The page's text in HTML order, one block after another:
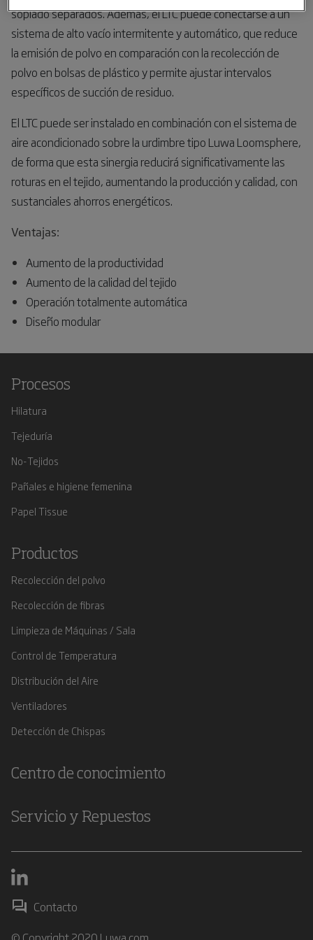
soplado separados. Además, el LTC puede conectarse a un
sistema de alto vacío intermitente y automático, que reduce
la emisión de polvo en comparación con la recolección de
polvo en bolsas de plástico y permite ajustar intervalos
específicos de succión de residuo.
El LTC puede ser instalado en combinación con el sistema de
aire acondicionado sobre la urdimbre tipo Luwa Loomsphere,
de forma que esta sinergia reducirá significativamente las
roturas en el tejido, aumentando la producción y calidad, con
sustanciales ahorros energéticos.
Ventajas:
Aumento de la productividad
Aumento de la calidad del tejido
Operación totalmente automática
Diseño modular
Procesos
Hilatura
Tejeduría
No-Tejidos
Pañales e higiene femenina
Papel Tissue
Productos
Recolección del polvo
Recolección de fibras
Limpieza de Máquinas / Sala
Control de Temperatura
Distribución del Aire
Ventiladores
Detección de Chispas
Centro de conocimiento
Servicio y Repuestos
Contacto